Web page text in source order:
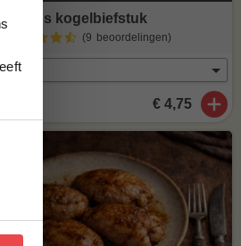
Angus kogelbiefstuk
(9 beoordelingen)
€ 4,75